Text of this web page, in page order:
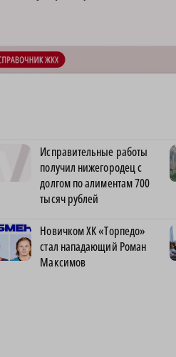
Исправительные работы
получил нижегородец с
долгом по алиментам 700
тысяч рублей
Новичком ХК «Торпедо»
стал нападающий Роман
Максимов